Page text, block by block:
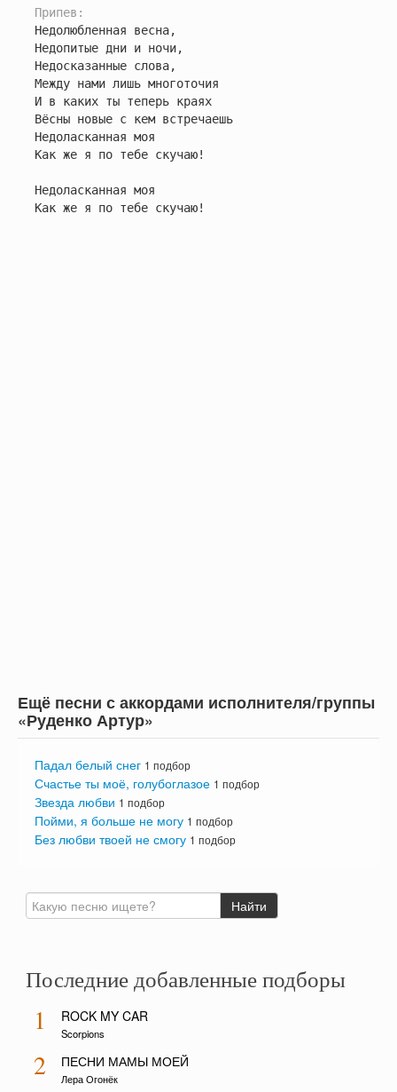
Припев:
Недолюбленная весна,
Недопитые дни и ночи,
Недосказанные слова,
Между нами лишь многоточия
И в каких ты теперь краях
Вёсны новые с кем встречаешь
Недоласканная моя
Как же я по тебе скучаю!
Недоласканная моя
Как же я по тебе скучаю!
Ещё песни с аккордами исполнителя/группы
«Руденко Артур»
Падал белый снег 1 подбор
Счастье ты моё, голубоглазое 1 подбор
Звезда любви 1 подбор
Пойми, я больше не могу 1 подбор
Без любви твоей не смогу 1 подбор
Последние добавленные подборы
1 ROCK MY CAR
Scorpions
2 ПЕСНИ МАМЫ МОЕЙ
Лера Огонёк